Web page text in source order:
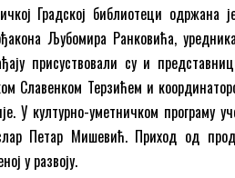
Градској библиотеци одржана
Љубомира Ранковића,
присуствовали су и
Славенком Терзићем и
У културно-уметничком програму
Петар Мишевић. Приход од
у развоју.